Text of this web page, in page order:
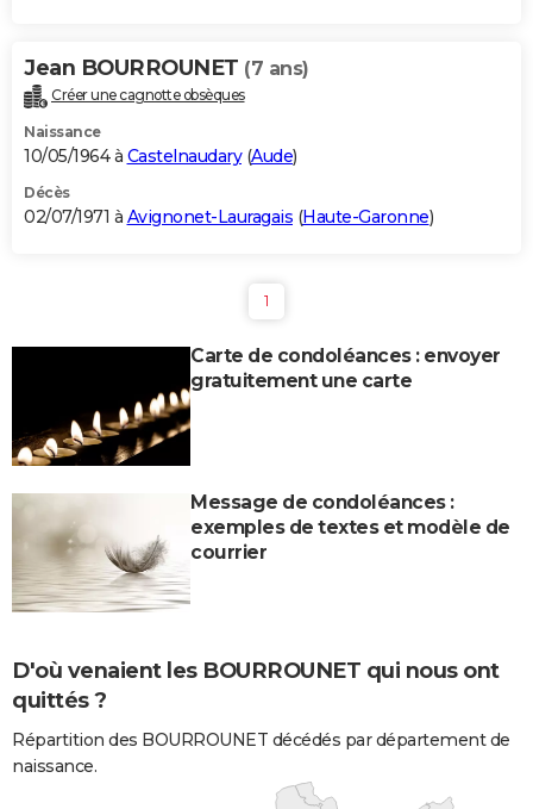
Jean BOURROUNET (7 ans)
Créer une cagnotte obsèques
Naissance
10/05/1964 à Castelnaudary(Aude)
Décès
02/07/1971 à Avignonet-Lauragais (Haute-Garonne)
1
Carte de condoléances : envoyer
gratuitement une carte
Message de condoléances :
exemples de textes et modèle de
courrier
D'où venaient les BOURROUNET qui nous ont
quittés ?
Répartition des BOURROUNET décédés par département de
naissance.